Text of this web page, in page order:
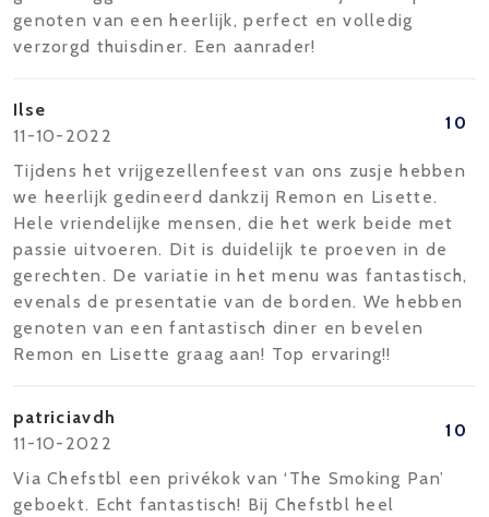
genoten van een heerlijk, perfect en volledig
verzorgd thuisdiner. Een aanrader!
Ilse
11-10-2022
10
Tijdens het vrijgezellenfeest van ons zusje hebben
we heerlijk gedineerd dankzij Remon en Lisette.
Hele vriendelijke mensen, die het werk beide met
passie uitvoeren. Dit is duidelijk te proeven in de
gerechten. De variatie in het menu was fantastisch,
evenals de presentatie van de borden. We hebben
genoten van een fantastisch diner en bevelen
Remon en Lisette graag aan! Top ervaring!!
patriciavdh
11-10-2022
10
Via Chefstbl een privékok van ‘The Smoking Pan’
geboekt. Echt fantastisch! Bij Chefstbl heel